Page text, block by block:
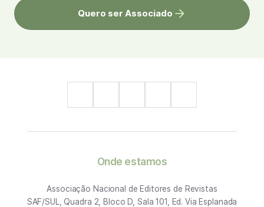
Quero ser Associado
Onde estamos
Associação Nacional de Editores de Revistas
SAF/SUL, Quadra 2, Bloco D, Sala 101, Ed. Via Esplanada